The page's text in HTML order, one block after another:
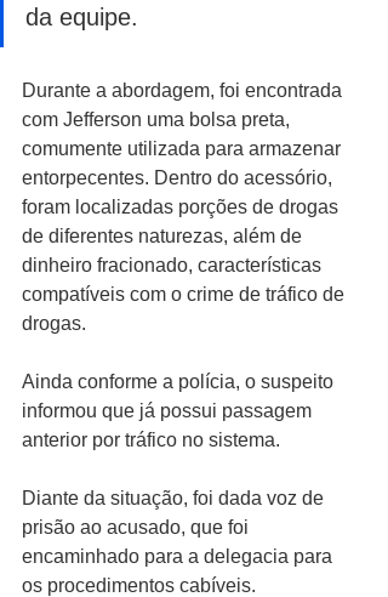
da equipe.
Durante a abordagem, foi encontrada
com Jefferson uma bolsa preta,
comumente utilizada para armazenar
entorpecentes. Dentro do acessório,
foram localizadas porções de drogas
de diferentes naturezas, além de
dinheiro fracionado, características
compatíveis com o crime de tráfico de
drogas.
Ainda conforme a polícia, o suspeito
informou que já possui passagem
anterior por tráfico no sistema.
Diante da situação, foi dada voz de
prisão ao acusado, que foi
encaminhado para a delegacia para
os procedimentos cabíveis.